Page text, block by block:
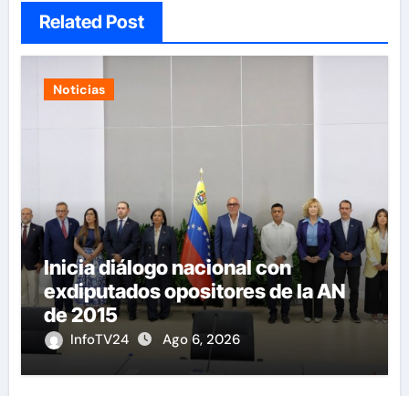
Related Post
Noticias
Inicia diálogo nacional con
exdiputados opositores de la AN
de 2015
InfoTV24 Ago 6, 2026